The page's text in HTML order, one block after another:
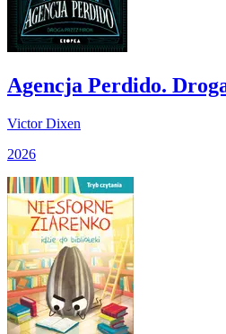
Agencja Perdido.
Victor Dixen
2026